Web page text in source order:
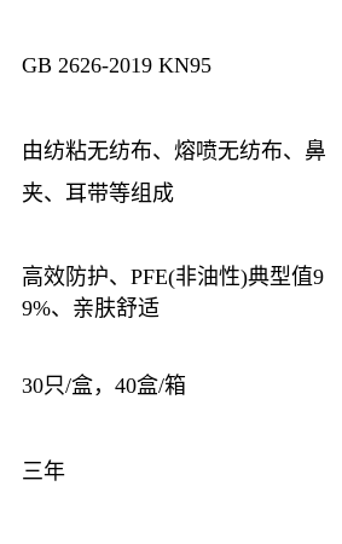
GB 2626-2019 KN95
由纺粘无纺布、熔喷无纺布、鼻
夹、耳带等组成
高效防护、PFE(非油性)典型值9
9%、亲肤舒适
30只/盒，40盒/箱
三年